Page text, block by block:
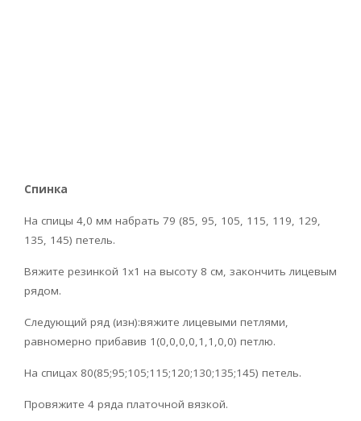
Спинка
На спицы 4,0 мм набрать 79 (85, 95, 105, 115, 119, 129,
135, 145) петель.
Вяжите резинкой 1х1 на высоту 8 см, закончить лицевым
рядом.
Следующий ряд (изн):вяжите лицевыми петлями,
равномерно прибавив 1(0,0,0,0,1,1,0,0) петлю.
На спицах 80(85;95;105;115;120;130;135;145) петель.
Провяжите 4 ряда платочной вязкой.